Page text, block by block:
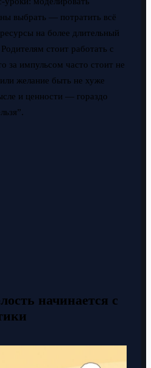
выбрать — потратить всё
на более длительный
стоит работать с
за импульсом часто стоит не
желание быть не хуже
и ценности — гораздо
начинается с